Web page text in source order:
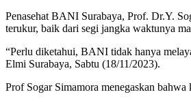
Penasehat BANI Surabaya, Prof. Dr.Y.
terukur, baik dari segi jangka waktunya
“Perlu diketahui, BANI tidak hanya
Elmi Surabaya, Sabtu (18/11/2023).
Prof Sogar Simamora menegaskan